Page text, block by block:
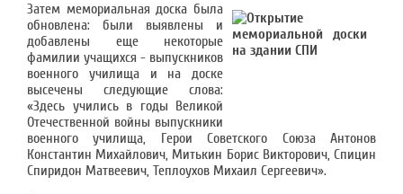
Затем мемориальная доска была
обновлена: были выявлены и
добавлены еще некоторые
фамилии учащихся - выпускников
военного училища и на доске
высечены следующие слова:
«Здесь учились в годы Великой
Отечественной войны выпускники
военного училища, Герои Советского Союза Антонов
Константин Михайлович, Митькин Борис Викторович, Спицин
Спиридон Матвеевич, Теплоухов Михаил Сергеевич».